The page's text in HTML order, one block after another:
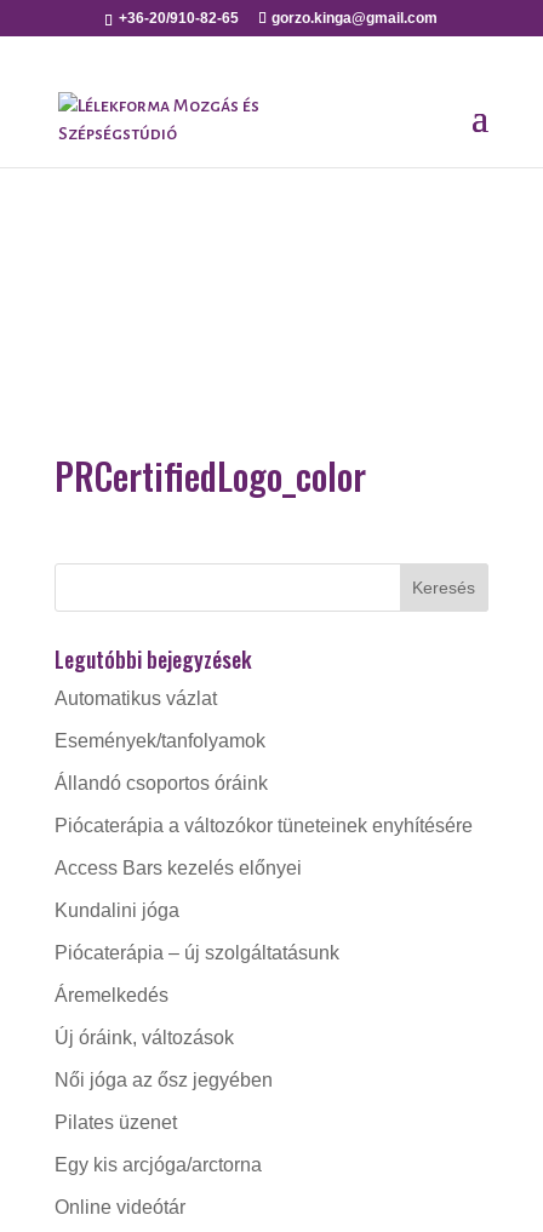
+36-20/910-82-65 gorzo.kinga@gmail.com
PRCertifiedLogo_color
Legutóbbi bejegyzések
Automatikus vázlat
Események/tanfolyamok
Állandó csoportos óráink
Piócaterápia a változókor tüneteinek enyhítésére
Access Bars kezelés előnyei
Kundalini jóga
Piócaterápia – új szolgáltatásunk
Áremelkedés
Új óráink, változások
Női jóga az ősz jegyében
Pilates üzenet
Egy kis arcjóga/arctorna
Online videótár